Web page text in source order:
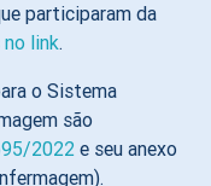
participaram da
link.
o Sistema
são
2022 e seu anexo